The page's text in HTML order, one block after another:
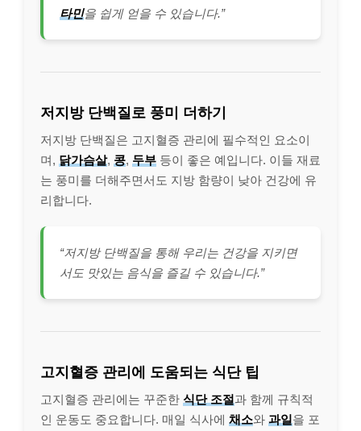
타민을 쉽게 얻을 수 있습니다.”
저지방 단백질로 풍미 더하기
저지방 단백질은 고지혈증 관리에 필수적인 요소이
며, 닭가슴살, 콩, 두부 등이 좋은 예입니다. 이들 재료
는 풍미를 더해주면서도 지방 함량이 낮아 건강에 유
리합니다.
“저지방 단백질을 통해 우리는 건강을 지키면
서도 맛있는 음식을 즐길 수 있습니다.”
고지혈증 관리에 도움되는 식단 팁
고지혈증 관리에는 꾸준한 식단 조절과 함께 규칙적
인 운동도 중요합니다. 매일 식사에 채소와 과일을 포